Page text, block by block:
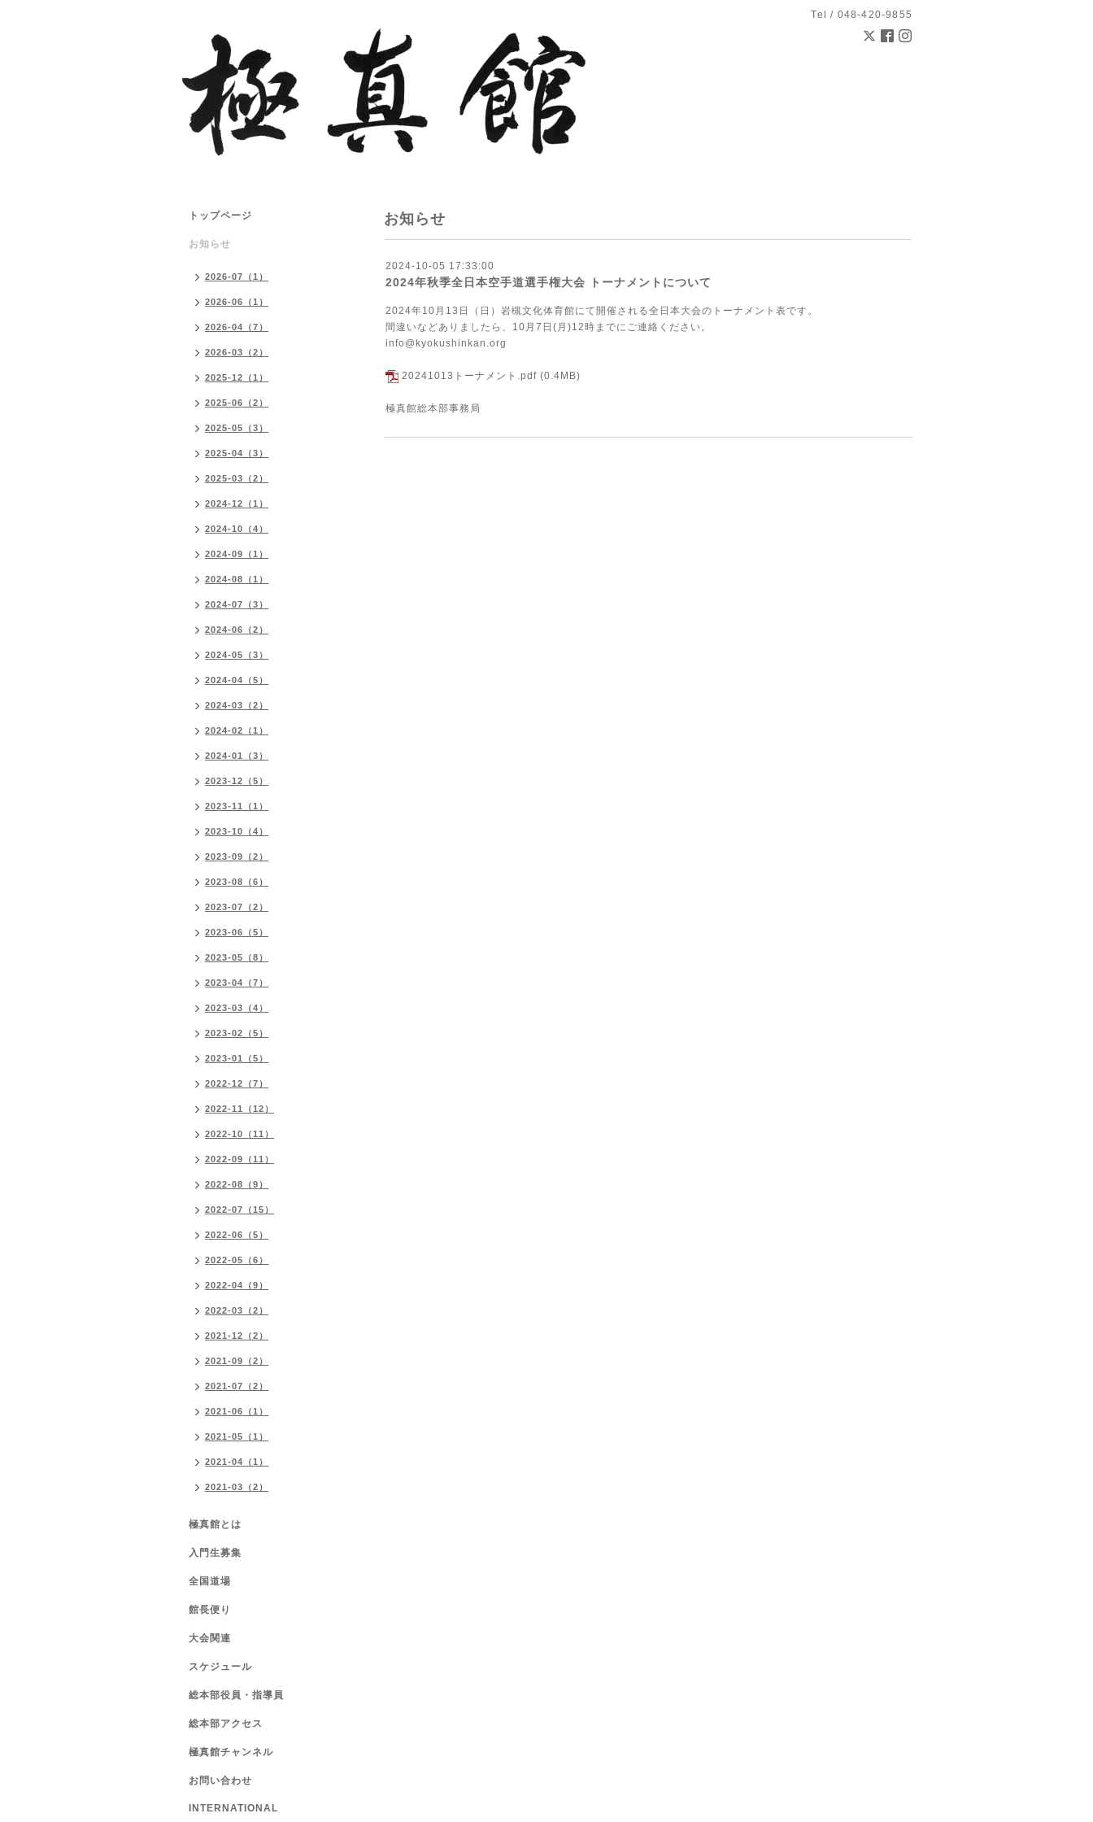
Tel / 048-420-9855
お知らせ
2024-10-05 17:33:00
2024年秋季全日本空手道選手権大会 トーナメントについて
2024年10月13日（日）岩槻文化体育館にて開催される全日本大会のトーナメント表です。
間違いなどありましたら、10月7日(月)12時までにご連絡ください。
info@kyokushinkan.org
20241013トーナメント.pdf (0.4MB)
極真館総本部事務局
トップページ
お知らせ
2026-07（1）
2026-06（1）
2026-04（7）
2026-03（2）
2025-12（1）
2025-06（2）
2025-05（3）
2025-04（3）
2025-03（2）
2024-12（1）
2024-10（4）
2024-09（1）
2024-08（1）
2024-07（3）
2024-06（2）
2024-05（3）
2024-04（5）
2024-03（2）
2024-02（1）
2024-01（3）
2023-12（5）
2023-11（1）
2023-10（4）
2023-09（2）
2023-08（6）
2023-07（2）
2023-06（5）
2023-05（8）
2023-04（7）
2023-03（4）
2023-02（5）
2023-01（5）
2022-12（7）
2022-11（12）
2022-10（11）
2022-09（11）
2022-08（9）
2022-07（15）
2022-06（5）
2022-05（6）
2022-04（9）
2022-03（2）
2021-12（2）
2021-09（2）
2021-07（2）
2021-06（1）
2021-05（1）
2021-04（1）
2021-03（2）
極真館とは
入門生募集
全国道場
館長便り
大会関連
スケジュール
総本部役員・指導員
総本部アクセス
極真館チャンネル
お問い合わせ
INTERNATIONAL